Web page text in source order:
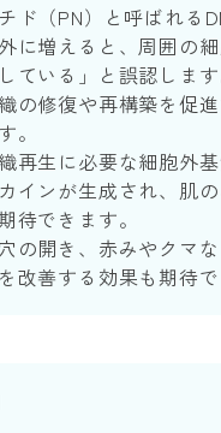
ド（PN）と呼ばれる
に増えると、周囲の
ている」と誤認しま
の修復や再構築を促進
。
再生に必要な細胞外
インが生成され、肌
待できます。
の開き、赤みやクマ
改善する効果も期待で